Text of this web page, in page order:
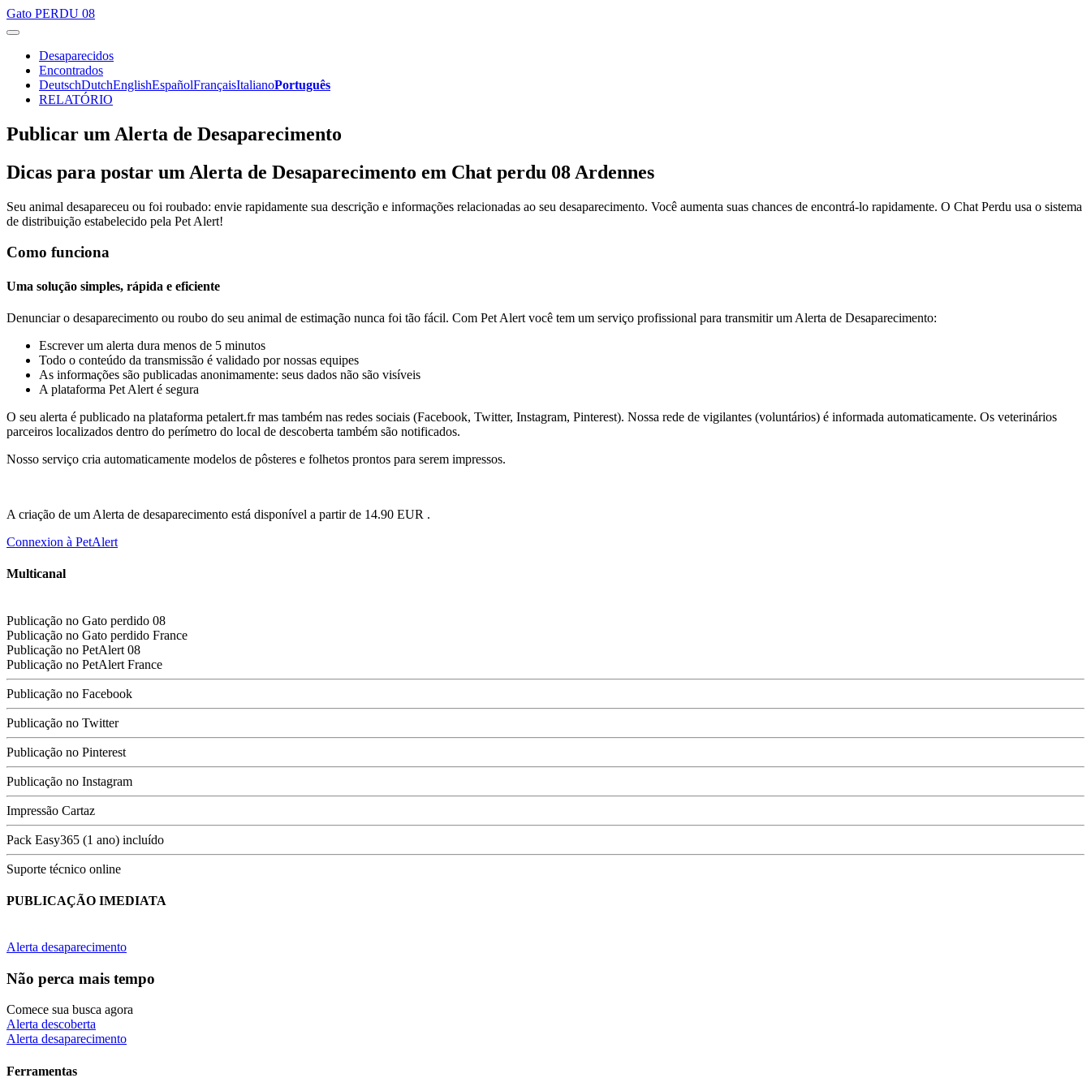
Gato PERDU 08
Desaparecidos
Encontrados
DeutschDutchEnglishEspañolFrançaisItalianoPortuguês
RELATÓRIO
Publicar um Alerta de Desaparecimento
Dicas para postar um Alerta de Desaparecimento em Chat perdu 08 Ardennes
Seu animal desapareceu ou foi roubado: envie rapidamente sua descrição e informações relacionadas ao seu desaparecimento. Você aumenta suas chances de encontrá-lo rapidamente. O Chat Perdu usa o sistema
de distribuição estabelecido pela Pet Alert!
Como funciona
Uma solução simples, rápida e eficiente
Denunciar o desaparecimento ou roubo do seu animal de estimação nunca foi tão fácil. Com Pet Alert você tem um serviço profissional para transmitir um Alerta de Desaparecimento:
Escrever um alerta dura menos de 5 minutos
Todo o conteúdo da transmissão é validado por nossas equipes
As informações são publicadas anonimamente: seus dados não são visíveis
A plataforma Pet Alert é segura
O seu alerta é publicado na plataforma petalert.fr mas também nas redes sociais (Facebook, Twitter, Instagram, Pinterest). Nossa rede de vigilantes (voluntários) é informada automaticamente. Os veterinários
parceiros localizados dentro do perímetro do local de descoberta também são notificados.
Nosso serviço cria automaticamente modelos de pôsteres e folhetos prontos para serem impressos.
A criação de um Alerta de desaparecimento está disponível a partir de 14.90 EUR .
Connexion à PetAlert
Multicanal
Publicação no Gato perdido 08
Publicação no Gato perdido France
Publicação no PetAlert 08
Publicação no PetAlert France
Publicação no Facebook
Publicação no Twitter
Publicação no Pinterest
Publicação no Instagram
Impressão Cartaz
Pack Easy365 (1 ano) incluído
Suporte técnico online
PUBLICAÇÃO IMEDIATA
Alerta desaparecimento
Não perca mais tempo
Comece sua busca agora
Alerta descoberta
Alerta desaparecimento
Ferramentas